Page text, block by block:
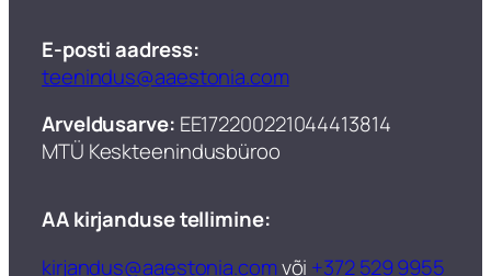
E-posti aadress:
teenindus@aaestonia.com
Arveldusarve: EE172200221044413814
MTÜ Keskteenindusbüroo​
AA kirjanduse tellimine:
kirjandus@aaestonia.comvõi +372 529 9955